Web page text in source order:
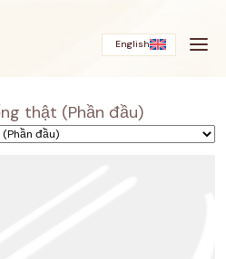
English
thật (Phần đầu)